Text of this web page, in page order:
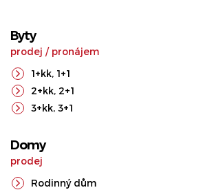
Byty
prodej / pronájem
1+kk, 1+1
2+kk, 2+1
3+kk, 3+1
Domy
prodej
Rodinný dům